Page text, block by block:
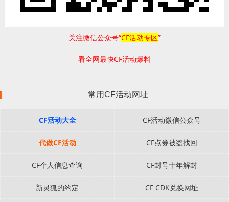
关注微信公众号“CF活动专区”
看全网最快CF活动爆料
常用CF活动网址
CF活动大全 CF活动微信公众号
代做CF活动 CF点券被盗找回
CF个人信息查询 CF封号十年解封
新灵狐的约定 CF CDK兑换网址